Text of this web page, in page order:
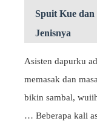
Spuit Kue
Jenisnya
Asisten dapurku
memasak dan
bikin sambal,
… Beberapa kali